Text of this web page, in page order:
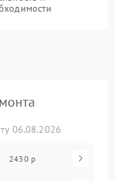
06.08.2026
2430 р